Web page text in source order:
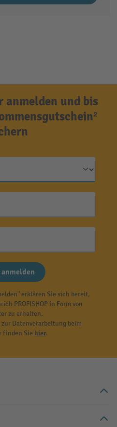
anmelden und bis
erklären Sie sich bereit,
PROFISHOP in Form von
zu erhalten.
Datenverarbeitung beim
finden Sie hier.